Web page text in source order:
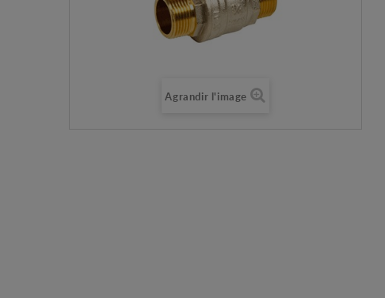
Agrandir l'image